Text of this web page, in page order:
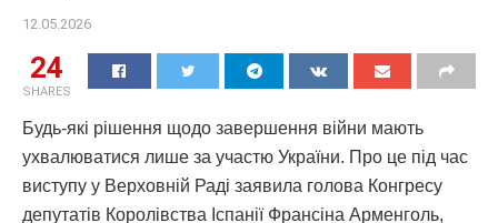
12.05.2026
24
SHARES
Будь-які рішення щодо завершення війни мають
ухвалюватися лише за участю України. Про це під час
виступу у Верховній Раді заявила голова Конгресу
депутатів Королівства Іспанії Франсіна Арменголь,